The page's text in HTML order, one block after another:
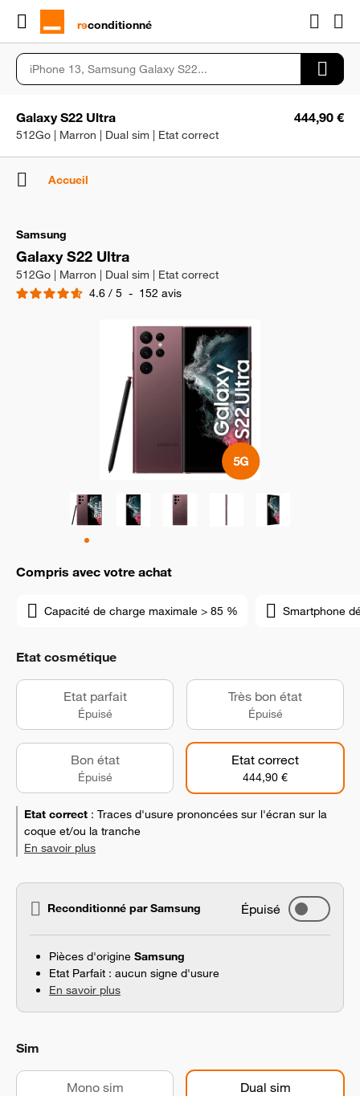
rɘconditionné
Galaxy S22 Ultra
512Go | Marron | Dual sim | Etat correct
444,90 €
Accueil
Samsung
Galaxy S22 Ultra
512Go | Marron | Dual sim | Etat correct
4.6 / 5 - 152 avis
Compris avec votre achat
Capacité de charge maximale > 85 % Smartphone
Etat cosmétique
Etat parfait
Épuisé
Très bon état
Épuisé
Bon état
Épuisé
Etat correct
444,90 €
Etat correct : Traces d'usure prononcées sur l'écran sur la
coque et/ou la tranche
En savoir plus
Reconditionné par Samsung Épuisé
Pièces d'origine Samsung
Etat Parfait : aucun signe d'usure
En savoir plus
Sim
Mono sim Dual sim